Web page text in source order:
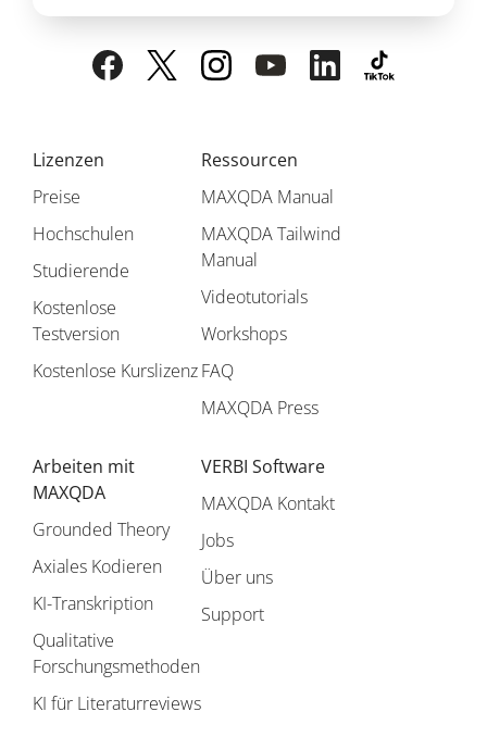
Lizenzen
Preise
Hochschulen
Studierende
Kostenlose
Testversion
Kostenlose Kurslizenz
Ressourcen
MAXQDA Manual
MAXQDA Tailwind
Manual
Videotutorials
Workshops
FAQ
MAXQDA Press
Arbeiten mit
MAXQDA
Grounded Theory
Axiales Kodieren
KI-Transkription
Qualitative
Forschungsmethoden
KI für Literaturreviews
VERBI Software
MAXQDA Kontakt
Jobs
Über uns
Support